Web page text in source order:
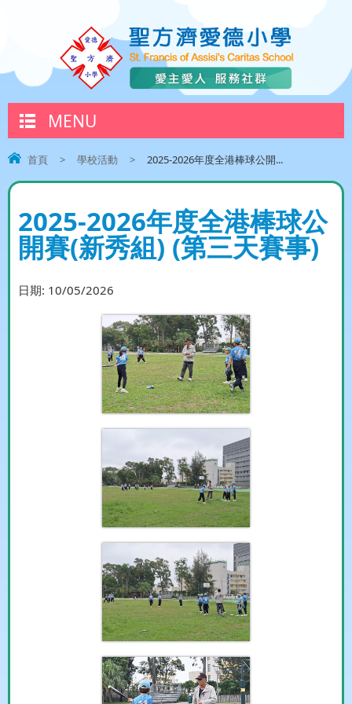
MENU
首頁 > 學校活動 > 2025-2026年度全港棒球公開...
2025-2026年度全港棒球公
開賽(新秀組) (第三天賽事)
日期: 10/05/2026